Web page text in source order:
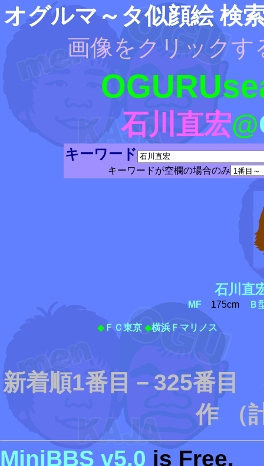
オグルマ～タ似顔絵 検
画像をクリックす
石川直宏@
キーワード
キーワードが空欄の場合のみ
石川直
MF175cm Ｂ
◆ ＦＣ東京 ◆横浜Ｆマリノス
新着順1番目－325番
作 （
MiniBBS v5.0 is Free.